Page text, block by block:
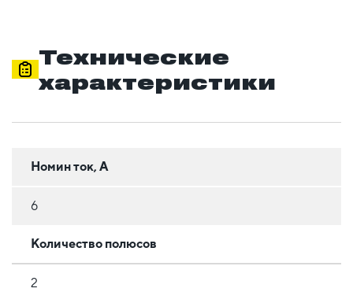
Технические
характеристики
Номин ток, А
6
Количество полюсов
2